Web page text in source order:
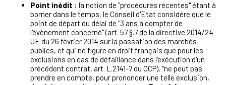
Point inédit : la notion de "procédures récentes" étant à
borner dans le temps, le Conseil d'Etat considère que le
point de départ du délai de "3 ans à compter de
l'évènement concerné" (art. 57 §.7 de la directive 2014/24
UE du 26 février 2014 sur la passation des marchés
publics, et qui ne figure en droit français que pour les
exclusions en cas de défaillance dans l'exécution d'un
précédent contrat, art. L.2141-7 du CCP), "ne peut pas
prendre en compte, pour prononcer une telle exclusion,